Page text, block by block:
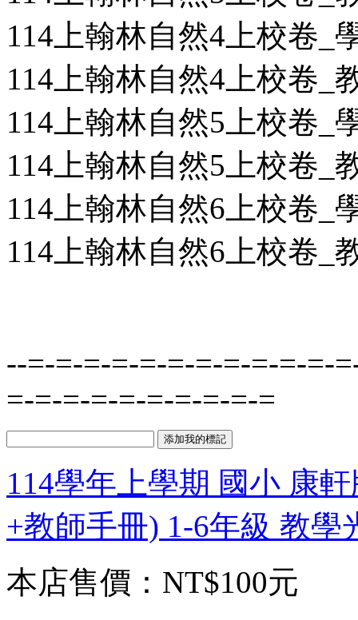
114上翰林自然4上校卷_
114上翰林自然4上校卷_
114上翰林自然5上校卷_
114上翰林自然5上校卷_
114上翰林自然6上校卷_
114上翰林自然6上校卷_
--=-=-=-=-=-=-=-=-=-=-=-
=-=-=-=-=-=-=-=-=-=
114學年上學期 國小 康
+教師手冊) 1-6年級 教學
本店售價： NT$100元